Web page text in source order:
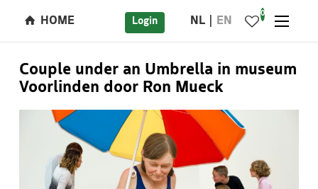
HOME Login NL EN
0
Couple under an Umbrella in museum
Voorlinden door Ron Mueck